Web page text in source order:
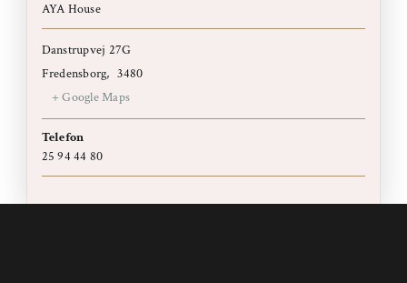
AYA House
Danstrupvej 27G
Fredensborg, 3480
+ Google Maps
Telefon
25 94 44 80